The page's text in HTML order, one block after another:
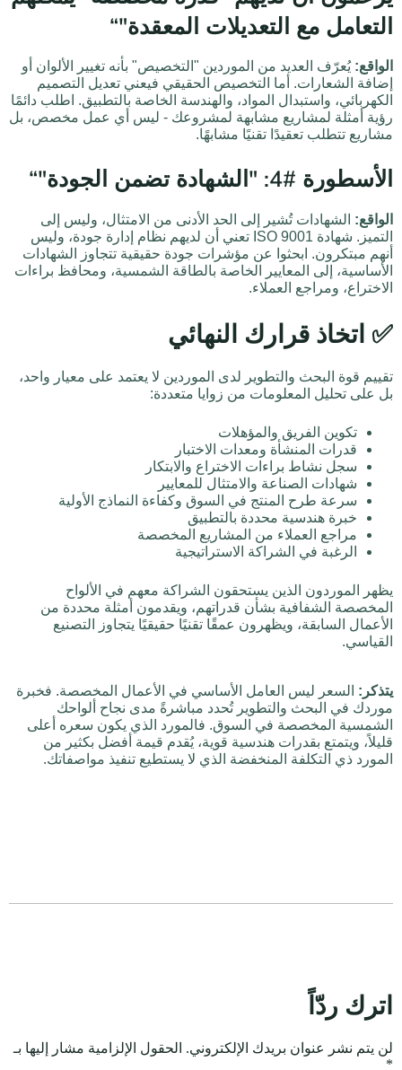
التعامل مع التعديلات المعقدة"“
الواقع: يُعرّف العديد من الموردين "التخصيص" بأنه تغيير الألوان أو
إضافة الشعارات. أما التخصيص الحقيقي فيعني تعديل التصميم
الكهربائي، واستبدال المواد، والهندسة الخاصة بالتطبيق. اطلب دائمًا
رؤية أمثلة لمشاريع مشابهة لمشروعك - ليس أي عمل مخصص، بل
مشاريع تتطلب تعقيدًا تقنيًا مشابهًا.
الأسطورة #4: "الشهادة تضمن الجودة"“
الواقع: الشهادات تُشير إلى الحد الأدنى من الامتثال، وليس إلى
التميز. شهادة ISO 9001 تعني أن لديهم نظام إدارة جودة، وليس
أنهم مبتكرون. ابحثوا عن مؤشرات جودة حقيقية تتجاوز الشهادات
الأساسية، إلى المعايير الخاصة بالطاقة الشمسية، ومحافظ براءات
الاختراع، ومراجع العملاء.
✅ اتخاذ قرارك النهائي
تقييم قوة البحث والتطوير لدى الموردين لا يعتمد على معيار واحد،
بل على تحليل المعلومات من زوايا متعددة:
تكوين الفريق والمؤهلات
قدرات المنشأة ومعدات الاختبار
سجل نشاط براءات الاختراع والابتكار
شهادات الصناعة والامتثال للمعايير
سرعة طرح المنتج في السوق وكفاءة النماذج الأولية
خبرة هندسية محددة بالتطبيق
مراجع العملاء من المشاريع المخصصة
الرغبة في الشراكة الاستراتيجية
يظهر الموردون الذين يستحقون الشراكة معهم في الألواح
المخصصة الشفافية بشأن قدراتهم، ويقدمون أمثلة محددة من
الأعمال السابقة، ويظهرون عمقًا تقنيًا حقيقيًا يتجاوز التصنيع
القياسي.
يتذكر: السعر ليس العامل الأساسي في الأعمال المخصصة. فخبرة
موردك في البحث والتطوير تُحدد مباشرةً مدى نجاح ألواحك
الشمسية المخصصة في السوق. فالمورد الذي يكون سعره أعلى
قليلاً، ويتمتع بقدرات هندسية قوية، يُقدم قيمة أفضل بكثير من
المورد ذي التكلفة المنخفضة الذي لا يستطيع تنفيذ مواصفاتك.
اترك ردّاً
لن يتم نشر عنوان بريدك الإلكتروني. الحقول الإلزامية مشار إليها بـ
*